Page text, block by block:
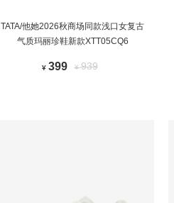
TATA/他她2026秋商场同款浅口女复古
气质玛丽珍鞋新款XTT05CQ6
¥ 399 ¥939